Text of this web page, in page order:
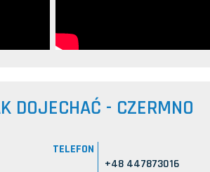
DOJECHAĆ - CZERMNO
TELEFON
+48 447873016